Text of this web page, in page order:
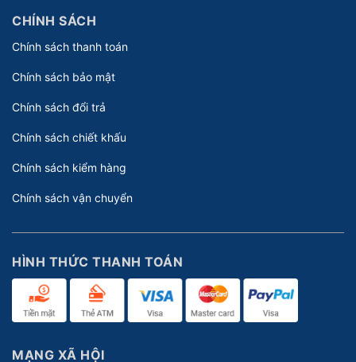
CHÍNH SÁCH
Chính sách thanh toán
Chính sách bảo mật
Chính sách đổi trả
Chính sách chiết khấu
Chính sách kiểm hàng
Chính sách vận chuyển
HÌNH THỨC THANH TOÁN
MẠNG XÃ HỘI